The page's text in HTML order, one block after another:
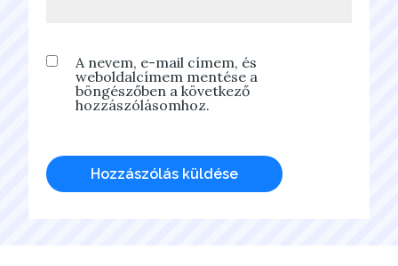
A nevem, e-mail címem, és
weboldalcímem mentése a
böngészőben a következő
hozzászólásomhoz.